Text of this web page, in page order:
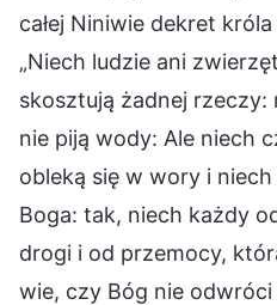
całej Niniwie dekret
„Niech ludzie ani
skosztują żadnej rzeczy:
nie piją wody: Ale niech
obleką się w wory i
Boga: tak, niech każdy
drogi i od przemocy,
wie, czy Bóg nie odwróci